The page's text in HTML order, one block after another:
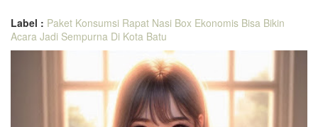
Label : Paket Konsumsi Rapat Nasi Box Ekonomis Bisa Bikin
Acara Jadi Sempurna Di Kota Batu